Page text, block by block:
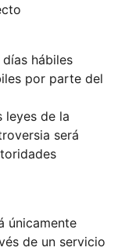
hábiles
por parte del
leyes de la
será
únicamente
de un servicio